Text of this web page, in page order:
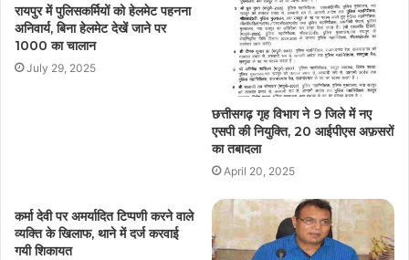
रायपुर में पुलिसकर्मियों को हेलमेट पहनना
अनिवार्य, बिना हेलमेट देखें जाने पर
1000 का चालान
July 29, 2025
छत्तीसगढ़ गृह विभाग ने 9 जिले में नए
एसपी की नियुक्ति, 20 आईपीएस अफ़सरों
का तबादला
April 20, 2025
कर्मा देवी पर अमर्यादित टिप्पणी करने वाले
व्यक्ति के खिलाफ, थाने में दर्ज करवाई
गयी शिकायत